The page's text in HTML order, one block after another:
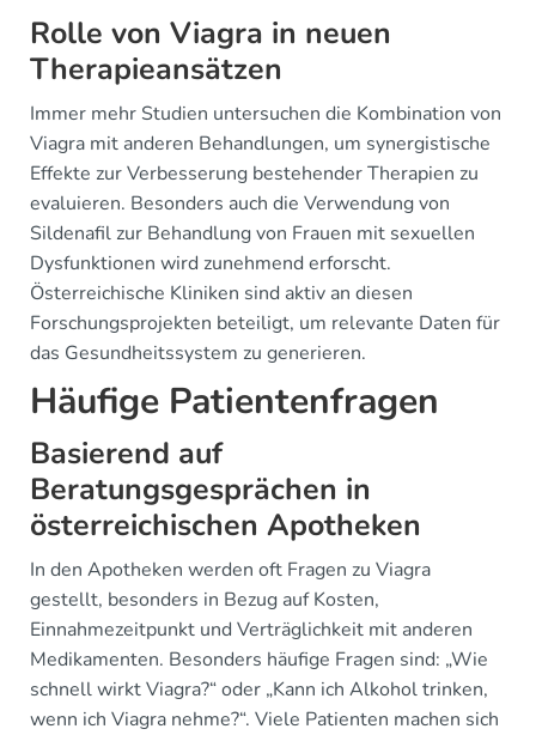
Rolle von Viagra in neuen
Therapieansätzen
Immer mehr Studien untersuchen die Kombination von
Viagra mit anderen Behandlungen, um synergistische
Effekte zur Verbesserung bestehender Therapien zu
evaluieren. Besonders auch die Verwendung von
Sildenafil zur Behandlung von Frauen mit sexuellen
Dysfunktionen wird zunehmend erforscht.
Österreichische Kliniken sind aktiv an diesen
Forschungsprojekten beteiligt, um relevante Daten für
das Gesundheitssystem zu generieren.
Häufige Patientenfragen
Basierend auf
Beratungsgesprächen in
österreichischen Apotheken
In den Apotheken werden oft Fragen zu Viagra
gestellt, besonders in Bezug auf Kosten,
Einnahmezeitpunkt und Verträglichkeit mit anderen
Medikamenten. Besonders häufige Fragen sind: „Wie
schnell wirkt Viagra?“ oder „Kann ich Alkohol trinken,
wenn ich Viagra nehme?“. Viele Patienten machen sich